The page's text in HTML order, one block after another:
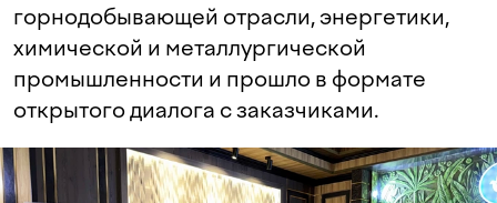
горнодобывающей отрасли, энергетики,
химической и металлургической
промышленности и прошло в формате
открытого диалога с заказчиками.